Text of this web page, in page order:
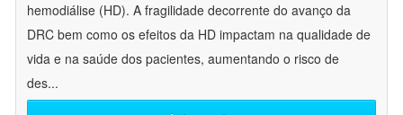
hemodiálise (HD). A fragilidade decorrente do avanço da
DRC bem como os efeitos da HD impactam na qualidade de
vida e na saúde dos pacientes, aumentando o risco de
des...